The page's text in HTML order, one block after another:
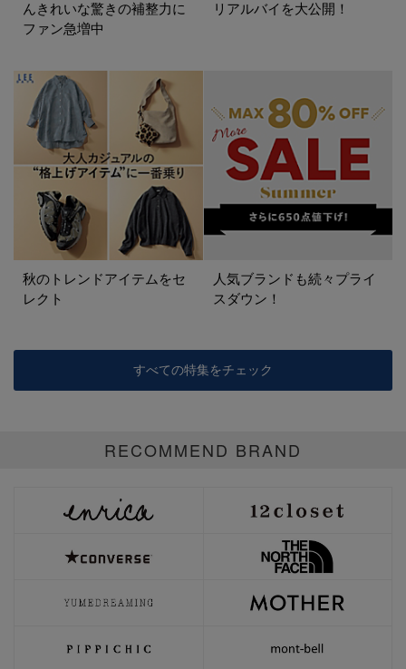
んきれいな驚きの補整力に
ファン急増中
リアルバイを大公開！
秋のトレンドアイテムをセ
レクト
人気ブランドも続々プライ
スダウン！
すべての特集をチェック
RECOMMEND BRAND